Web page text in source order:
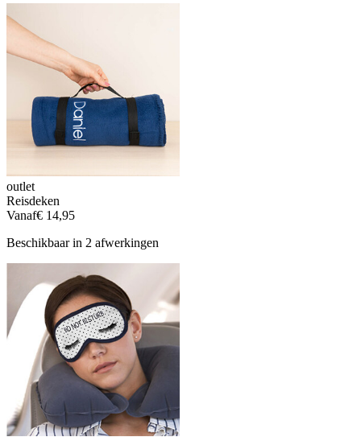
outlet
Reisdeken
Vanaf€ 14,95
Beschikbaar in 2 afwerkingen